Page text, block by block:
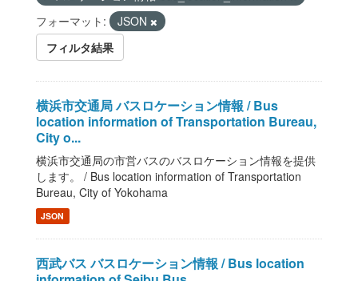
フォーマット:
JSON
フィルタ結果
横浜市交通局 バスロケーション情報 / Bus
location information of Transportation Bureau,
City o...
横浜市交通局の市営バスのバスロケーション情報を提供
します。 / Bus location information of Transportation
Bureau, City of Yokohama
JSON
西武バス バスロケーション情報 / Bus location